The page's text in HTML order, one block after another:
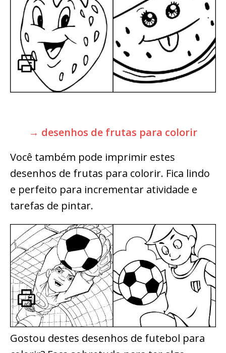
→ desenhos de frutas para colorir
Você também pode imprimir estes
desenhos de frutas para colorir. Fica lindo
e perfeito para incrementar atividade e
tarefas de pintar.
Gostou destes desenhos de futebol para